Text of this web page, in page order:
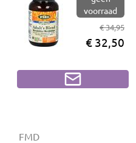
voorraad
€ 34,95
€ 32,50
FMD